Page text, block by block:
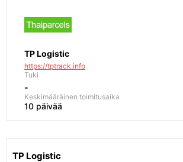
TP Logistic
https://tptrack.info
Tuki
-
Keskimääräinen toimitusaika
10 päivää
TP Logistic